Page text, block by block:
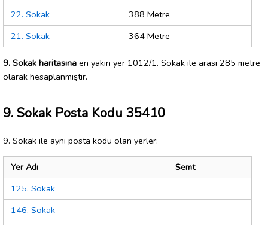
22. Sokak
388 Metre
21. Sokak
364 Metre
9. Sokak haritasına en yakın yer 1012/1. Sokak ile arası 285 metre
olarak hesaplanmıştır.
9. Sokak Posta Kodu 35410
9. Sokak ile aynı posta kodu olan yerler:
Yer Adı
Semt
125. Sokak
146. Sokak